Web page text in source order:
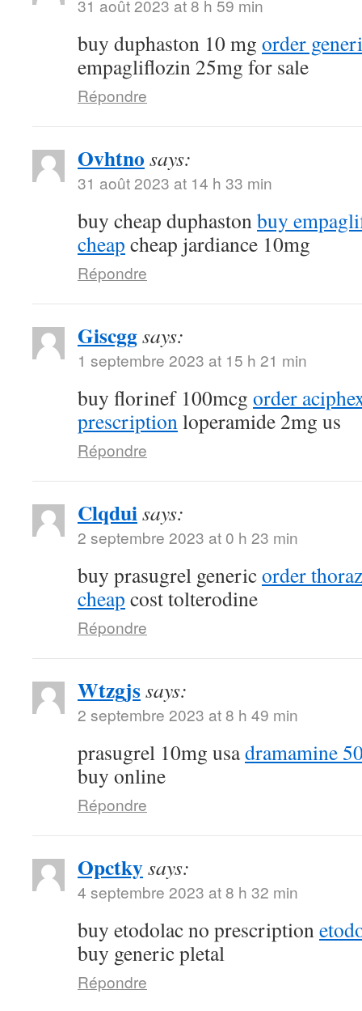
31 août 2023 at 8 h 59 min
buy duphaston 10 mg order
empagliflozin 25mg for sale
Répondre
Ovhtno says:
31 août 2023 at 14 h 33 min
buy cheap duphastonbuy
cheap cheap jardiance 10mg
Répondre
Giscggsays:
1 septembre 2023 at 15 h 21 min
buy florinef 100mcg order
prescriptionloperamide 2mg us
Répondre
Clqduisays:
2 septembre 2023 at 0 h 23 min
buy prasugrel genericorder
cheap cost tolterodine
Répondre
Wtzgjssays:
2 septembre 2023 at 8 h 49 min
prasugrel 10mg usadramamine
buy online
Répondre
Opctkysays:
4 septembre 2023 at 8 h 32 min
buy etodolac no prescription
buy generic pletal
Répondre